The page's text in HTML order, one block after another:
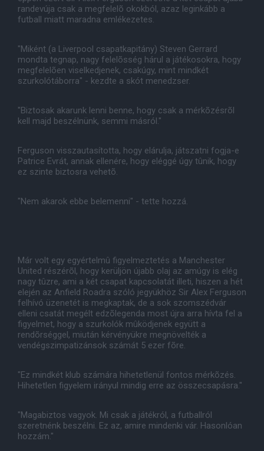
randevúja csak a megfelelõ okokból, azaz leginkább a
futball miatt maradna emlékezetes.
"Miként (a Liverpool csapatkapitány) Steven Gerrard
mondta tegnap, nagy felelõsség hárul a játékosokra, hogy
megfelelõen viselkedjenek, csakúgy, mint mindkét
szurkolótáborra" - kezdte a skót menedzser.
"Biztosak akarunk lenni benne, hogy csak a mérkõzésrõl
kell majd beszélnünk, semmi másról."
Ferguson visszautasította, hogy elárulja, játszatni fogja-e
Patrice Evrát, annak ellenére, hogy eléggé úgy tûnik, hogy
ez szinte biztosra vehetõ.
"Nem akarok ebbe belemenni" - tette hozzá.
Már volt egy egyértelmû figyelmeztetés a Manchester
United részérõl, hogy kerüljön újabb olaj az amúgy is elég
nagy tûzre, ami a két csapat kapcsolatát illeti, hiszen a hét
elején az Anfield Roadra szóló jegyükhöz Sir Alex Ferguson
felhívó üzenetét is megkaptak, de a sok szomszédvár
elleni csatát megélt edzõlegenda most újra arra hívta fel a
figyelmet, hogy a szurkolók mûködjenek együtt a
rendõrséggel, miután kérvényükre megnövelték a
vendégszimpatizánsok számát 5 ezer fõre.
"Ez mindkét klub számára hihetetlenül fontos mérkõzés.
Hihetetlen figyelem irányul mindig erre az összecsapásra."
"Magabiztos vagyok. Mi csak a játékról, a futballról
szeretnénk beszélni. Ez az, amire mindenki vár. Hasonlóan
hozzám."